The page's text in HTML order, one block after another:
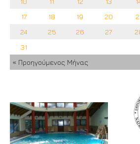
17
18 19 20
24
25 26 27
31
« Προηγούμενος Μήνας